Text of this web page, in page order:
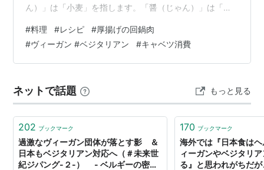
ん）」は「小麦」を指します。「醤（じゃん）」は「醤
麦味噌」のような意味を持っています。 今日は、お肉の
代わりに厚揚げを使った回鍋肉「厚揚げとキャベツの回
鍋肉風」のレシピ・作り方をご紹介します。 豚バラ肉と
ラ肉を厚揚げに置き換えて作ってみました♪ お肉を使わな
くても、十分に美味しくてご飯の進む…
#料理 #レシピ #厚揚げの回鍋肉
#ヴィーガン #ベジタリアン #キャベツ消費
ネットで話題 もっと見る
202 ブックマーク
過激なヴィーガン団体が落とす影 ＆
日本もベジタリアン対応へ（＃未来世
紀ジパング-２-） - ベルギーの密か
170 ブックマーク
海外では『日本食は
ィーガンやベジタリ
る』と思われがちだ